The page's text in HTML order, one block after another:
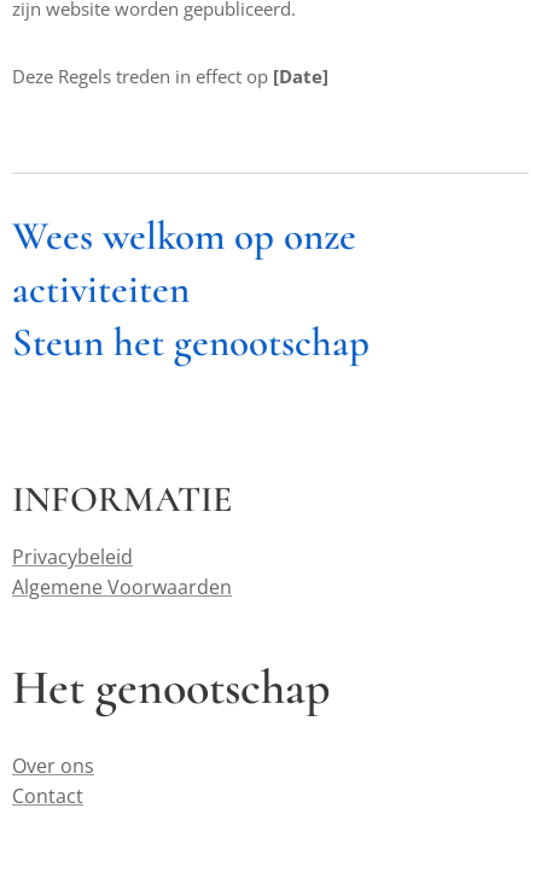
zijn website worden gepubliceerd.
Deze Regels treden in effect op [Date]
Wees welkom op onze
activiteiten
Steun het genootschap
INFORMATIE
Privacybeleid
Algemene Voorwaarden
Het genootschap
Over ons
Contact